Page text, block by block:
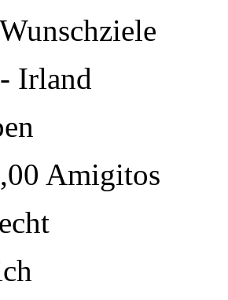
Irland
Amigitos